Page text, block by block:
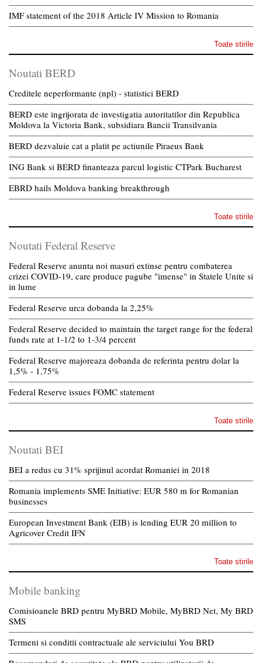
IMF statement of the 2018 Article IV Mission to Romania
Toate stirile
Noutati BERD
Creditele neperformante (npl) - statistici BERD
BERD este ingrijorata de investigatia autoritatilor din Republica
Moldova la Victoria Bank, subsidiara Bancii Transilvania
BERD dezvaluie cat a platit pe actiunile Piraeus Bank
ING Bank si BERD finanteaza parcul logistic CTPark Bucharest
EBRD hails Moldova banking breakthrough
Toate stirile
Noutati Federal Reserve
Federal Reserve anunta noi masuri extinse pentru combaterea
crizei COVID-19, care produce pagube "imense" in Statele Unite si
in lume
Federal Reserve urca dobanda la 2,25%
Federal Reserve decided to maintain the target range for the federal
funds rate at 1-1/2 to 1-3/4 percent
Federal Reserve majoreaza dobanda de referinta pentru dolar la
1,5% - 1,75%
Federal Reserve issues FOMC statement
Toate stirile
Noutati BEI
BEI a redus cu 31% sprijinul acordat Romaniei in 2018
Romania implements SME Initiative: EUR 580 m for Romanian
businesses
European Investment Bank (EIB) is lending EUR 20 million to
Agricover Credit IFN
Toate stirile
Mobile banking
Comisioanele BRD pentru MyBRD Mobile, MyBRD Net, My BRD
SMS
Termeni si conditii contractuale ale serviciului You BRD